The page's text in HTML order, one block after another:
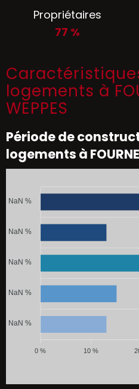
Propriétaires
77 %
logements à
WEPPES
Période de
logements à
NaN %
NaN %
NaN %
NaN %
NaN %
10 %
0 %